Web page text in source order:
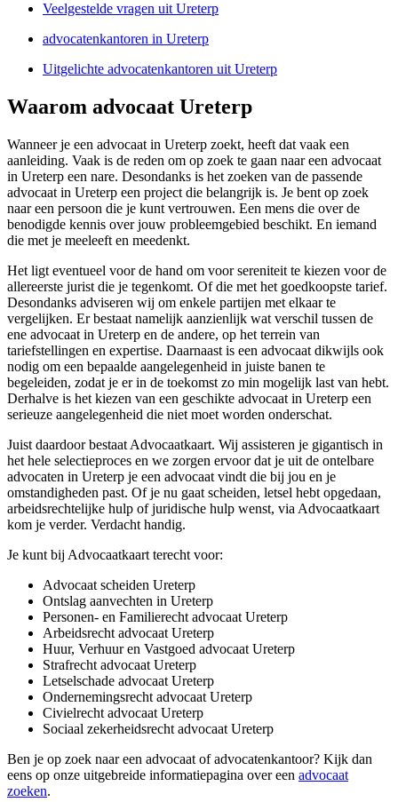
Veelgestelde vragen uit Ureterp
advocatenkantoren in Ureterp
Uitgelichte advocatenkantoren uit Ureterp
Waarom advocaat Ureterp
Wanneer je een advocaat in Ureterp zoekt, heeft dat vaak een
aanleiding. Vaak is de reden om op zoek te gaan naar een advocaat
in Ureterp een nare. Desondanks is het zoeken van de passende
advocaat in Ureterp een project die belangrijk is. Je bent op zoek
naar een persoon die je kunt vertrouwen. Een mens die over de
benodigde kennis over jouw probleemgebied beschikt. En iemand
die met je meeleeft en meedenkt.
Het ligt eventueel voor de hand om voor sereniteit te kiezen voor de
allereerste jurist die je tegenkomt. Of die met het goedkoopste tarief.
Desondanks adviseren wij om enkele partijen met elkaar te
vergelijken. Er bestaat namelijk aanzienlijk wat verschil tussen de
ene advocaat in Ureterp en de andere, op het terrein van
tariefstellingen en expertise. Daarnaast is een advocaat dikwijls ook
nodig om een bepaalde aangelegenheid in juiste banen te
begeleiden, zodat je er in de toekomst zo min mogelijk last van hebt.
Derhalve is het kiezen van een geschikte advocaat in Ureterp een
serieuze aangelegenheid die niet moet worden onderschat.
Juist daardoor bestaat Advocaatkaart. Wij assisteren je gigantisch in
het hele selectieproces en we zorgen ervoor dat je uit de ontelbare
advocaten in Ureterp je een advocaat vindt die bij jou en je
omstandigheden past. Of je nu gaat scheiden, letsel hebt opgedaan,
arbeidsrechtelijke hulp of juridische hulp wenst, via Advocaatkaart
kom je verder. Verdacht handig.
Je kunt bij Advocaatkaart terecht voor:
Advocaat scheiden Ureterp
Ontslag aanvechten in Ureterp
Personen- en Familierecht advocaat Ureterp
Arbeidsrecht advocaat Ureterp
Huur, Verhuur en Vastgoed advocaat Ureterp
Strafrecht advocaat Ureterp
Letselschade advocaat Ureterp
Ondernemingsrecht advocaat Ureterp
Civielrecht advocaat Ureterp
Sociaal zekerheidsrecht advocaat Ureterp
Ben je op zoek naar een advocaat of advocatenkantoor? Kijk dan
eens op onze uitgebreide informatiepagina over een advocaat
zoeken.